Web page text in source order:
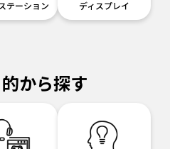
テーション ディスプレイ
から探す